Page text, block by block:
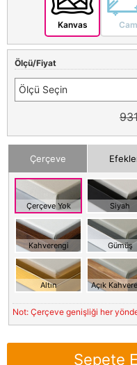
Kanvas Cam
Ölçü/Fiyat
Ölçü Seçin
Çerçeve
Çerçeve Yok Siyah
Kahverengi Gümüş
Altın Açık
Not: Çerçeve genişliği her
Sepete